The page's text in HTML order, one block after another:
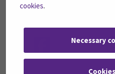
cookies.
Necessary
SEURAA MEITÄ
Seuraa meitä